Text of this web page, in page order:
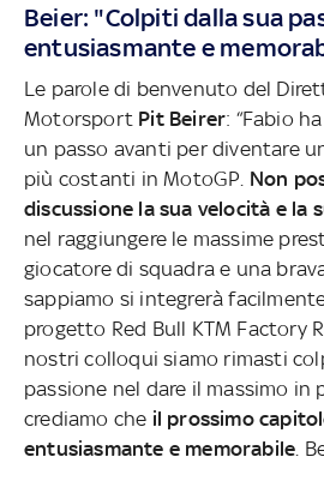
Beier: "Colpiti dalla sua
entusiasmante e
Le parole di benvenuto del
Motorsport Pit Beirer: “Fabio
un passo avanti per diventare
più costanti in MotoGP. Non
discussione la sua velocità e la
nel raggiungere le massime
giocatore di squadra e una
sappiamo si integrerà
progetto Red Bull KTM Factory
nostri colloqui siamo rimasti
passione nel dare il massimo in
crediamo che il prossimo
entusiasmante e memorabile .